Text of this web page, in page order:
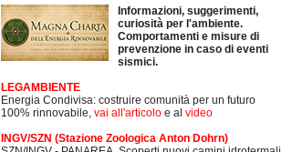
Informazioni, suggerimenti,
curiosità per l'ambiente.
Comportamenti e misure di
prevenzione in caso di eventi
sismici.
LEGAMBIENTE
Energia Condivisa: costruire comunità per un futuro
100% rinnovabile, vai all'articolo e al video
INGV/SZN (Stazione Zoologica Anton Dohrn)